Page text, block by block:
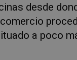
desde
a poco